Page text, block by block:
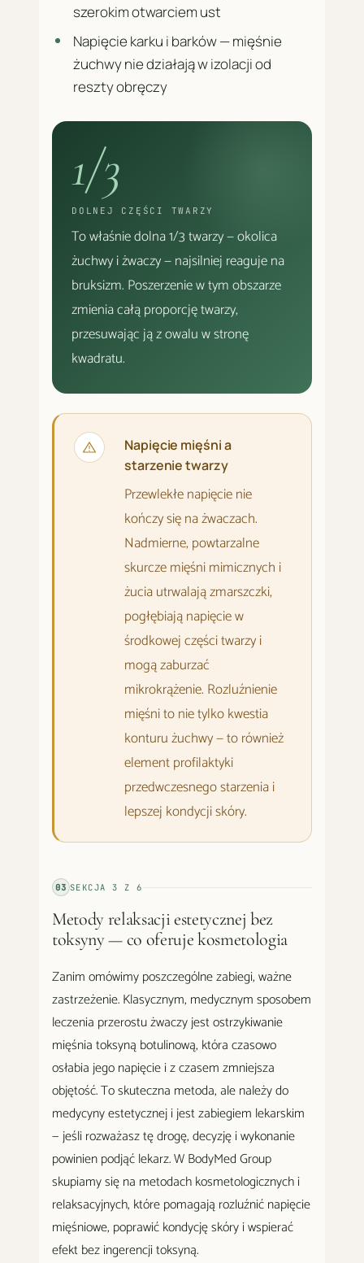
szerokim otwarciem ust
Napięcie karku i barków — mięśnie
żuchwy nie działają w izolacji od
reszty obręczy
1/3
DOLNEJ CZĘŚCI TWARZY
To właśnie dolna 1/3 twarzy — okolica
żuchwy i żwaczy — najsilniej reaguje na
bruksizm. Poszerzenie w tym obszarze
zmienia całą proporcję twarzy,
przesuwając ją z owalu w stronę
kwadratu.
Napięcie mięśni a
starzenie twarzy
Przewlekłe napięcie nie
kończy się na żwaczach.
Nadmierne, powtarzalne
skurcze mięśni mimicznych i
żucia utrwalają zmarszczki,
pogłębiają napięcie w
środkowej części twarzy i
mogą zaburzać
mikrokrążenie. Rozluźnienie
mięśni to nie tylko kwestia
konturu żuchwy — to również
element profilaktyki
przedwczesnego starzenia i
lepszej kondycji skóry.
03 SEKCJA3 Z6
Metody relaksacji estetycznej bez
toksyny — co oferuje kosmetologia
Zanim omówimy poszczególne zabiegi, ważne
zastrzeżenie. Klasycznym, medycznym sposobem
leczenia przerostu żwaczy jest ostrzykiwanie
mięśnia toksyną botulinową, która czasowo
osłabia jego napięcie i z czasem zmniejsza
objętość. To skuteczna metoda, ale należy do
medycyny estetycznej i jest zabiegiem lekarskim
— jeśli rozważasz tę drogę, decyzję i wykonanie
powinien podjąć lekarz. W BodyMed Group
skupiamy się na metodach kosmetologicznych i
relaksacyjnych, które pomagają rozluźnić napięcie
mięśniowe, poprawić kondycję skóry i wspierać
efekt bez ingerencji toksyną.